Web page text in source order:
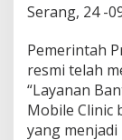
Serang, 24 -
Pemerintah
resmi telah
“Layanan
Mobile Clinic
yang